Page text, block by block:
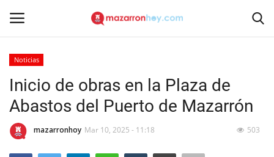
Inicio
Contacto
Noticias
Inicio de obras en la Plaza de
Abastos del Puerto de Mazarrón
mazarronhoy Mar 10, 2025 - 11:18 503